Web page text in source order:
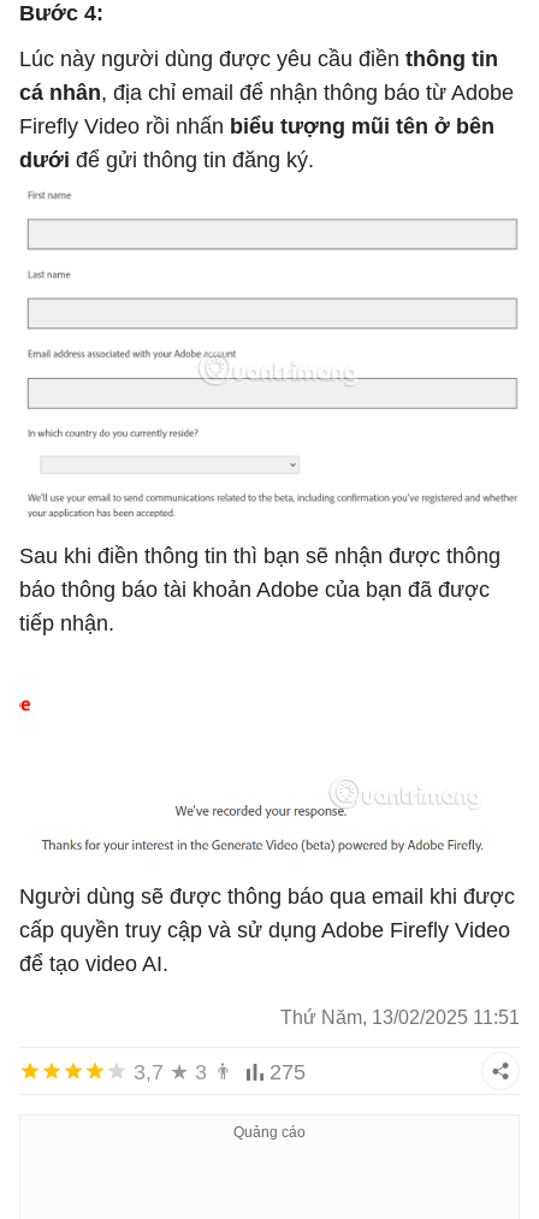
Bước 4:
Lúc này người dùng được yêu cầu điền thông tin
cá nhân, địa chỉ email để nhận thông báo từ Adobe
Firefly Video rồi nhấn biểu tượng mũi tên ở bên
dưới để gửi thông tin đăng ký.
Sau khi điền thông tin thì bạn sẽ nhận được thông
báo thông báo tài khoản Adobe của bạn đã được
tiếp nhận.
Người dùng sẽ được thông báo qua email khi được
cấp quyền truy cập và sử dụng Adobe Firefly Video
để tạo video AI.
Thứ Năm, 13/02/2025 11:51
3,7 ★ 3 👨 275